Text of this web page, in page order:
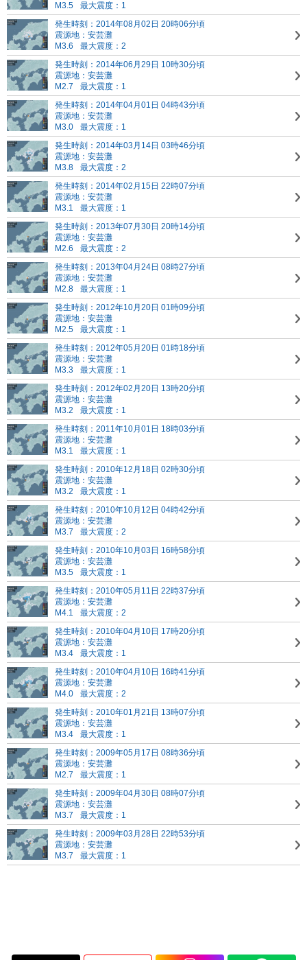
M3.5
最大震度：1
発生時刻：2014年08月02日 20時06分頃
震源地：安芸灘
M3.6
最大震度：2
発生時刻：2014年06月29日 10時30分頃
震源地：安芸灘
M2.7
最大震度：1
発生時刻：2014年04月01日 04時43分頃
震源地：安芸灘
M3.0
最大震度：1
発生時刻：2014年03月14日 03時46分頃
震源地：安芸灘
M3.8
最大震度：2
発生時刻：2014年02月15日 22時07分頃
震源地：安芸灘
M3.1
最大震度：1
発生時刻：2013年07月30日 20時14分頃
震源地：安芸灘
M2.6
最大震度：2
発生時刻：2013年04月24日 08時27分頃
震源地：安芸灘
M2.8
最大震度：1
発生時刻：2012年10月20日 01時09分頃
震源地：安芸灘
M2.5
最大震度：1
発生時刻：2012年05月20日 01時18分頃
震源地：安芸灘
M3.3
最大震度：1
発生時刻：2012年02月20日 13時20分頃
震源地：安芸灘
M3.2
最大震度：1
発生時刻：2011年10月01日 18時03分頃
震源地：安芸灘
M3.1
最大震度：1
発生時刻：2010年12月18日 02時30分頃
震源地：安芸灘
M3.2
最大震度：1
発生時刻：2010年10月12日 04時42分頃
震源地：安芸灘
M3.7
最大震度：2
発生時刻：2010年10月03日 16時58分頃
震源地：安芸灘
M3.5
最大震度：1
発生時刻：2010年05月11日 22時37分頃
震源地：安芸灘
M4.1
最大震度：2
発生時刻：2010年04月10日 17時20分頃
震源地：安芸灘
M3.4
最大震度：1
発生時刻：2010年04月10日 16時41分頃
震源地：安芸灘
M4.0
最大震度：2
発生時刻：2010年01月21日 13時07分頃
震源地：安芸灘
M3.4
最大震度：1
発生時刻：2009年05月17日 08時36分頃
震源地：安芸灘
M2.7
最大震度：1
発生時刻：2009年04月30日 08時07分頃
震源地：安芸灘
M3.7
最大震度：1
発生時刻：2009年03月28日 22時53分頃
震源地：安芸灘
M3.7
最大震度：1